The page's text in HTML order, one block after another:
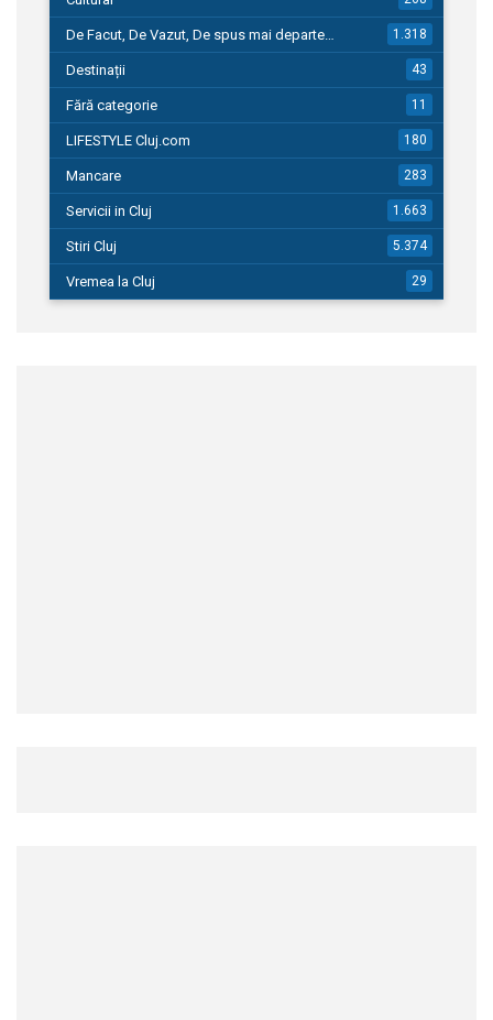
De Facut, De Vazut, De spus mai departe… 1.318
Destinații 43
Fără categorie 11
LIFESTYLE Cluj.com 180
Mancare 283
Servicii in Cluj 1.663
Stiri Cluj 5.374
Vremea la Cluj 29